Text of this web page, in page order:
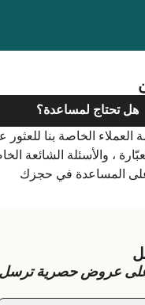
الخاصة بنا
، والأسئلة الشائعة
على المساعدة في حجزك
هل تحتاج لمساعدة؟
عروض حصرية ترسل